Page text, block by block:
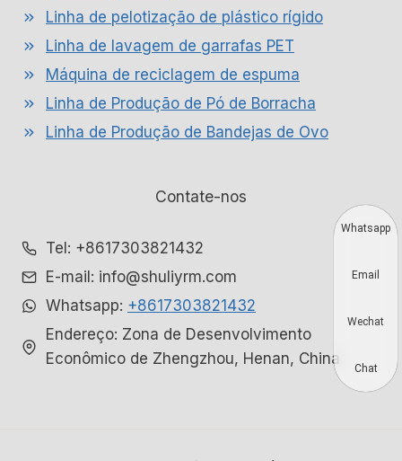
Linha de pelotização de plástico rígido
Linha de lavagem de garrafas PET
Máquina de reciclagem de espuma
Linha de Produção de Pó de Borracha
Linha de Produção de Bandejas de Ovo
Contate-nos
Tel: +8617303821432
E-mail: info@shuliyrm.com
Whatsapp: +8617303821432
Endereço: Zona de Desenvolvimento
Econômico de Zhengzhou, Henan, China
Whatsapp
Email
Wechat
Chat